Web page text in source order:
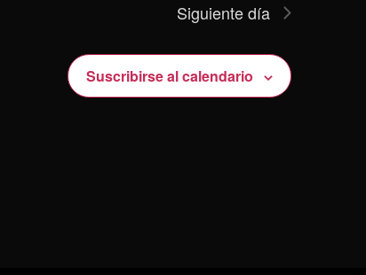
Siguiente día
Suscribirse al calendario